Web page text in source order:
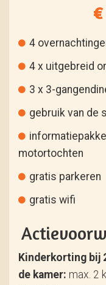
4
4 x uitgebreid
3 x 3-
gebruik van de
motortochten
gratis parkeren
gratis wifi
Kinderkorting bij
de kamer: max. 2